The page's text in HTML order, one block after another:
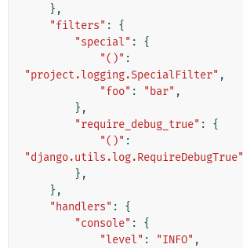
},
"filters" :
{
"special" :
{
"()" :
"project.logging.SpecialFilter" ,
"foo" : "bar" ,
},
"require_debug_true" :
{
"()" :
"django.utils.log.RequireDebugTrue"
},
},
"handlers" :
{
"console" :
{
"level" : "INFO" ,